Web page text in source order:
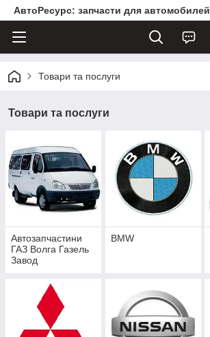
АвтоРесурс: запчасти для автомобилей
Товари та послуги
Товари та послуги
Автозапчастини
ГАЗ Волга Газель
Завод
BMW